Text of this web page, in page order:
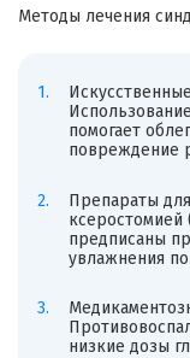
Методы лечения
помогает
повреждение
Препараты
ксеростомией
предписаны
увлажнения
низкие дозы